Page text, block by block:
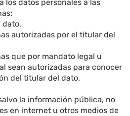
los datos personales a las
dato.
autorizadas por el titular del
que por mandato legal u
sean autorizadas para conocer
del titular del dato.
la información pública, no
en internet u otros medios de